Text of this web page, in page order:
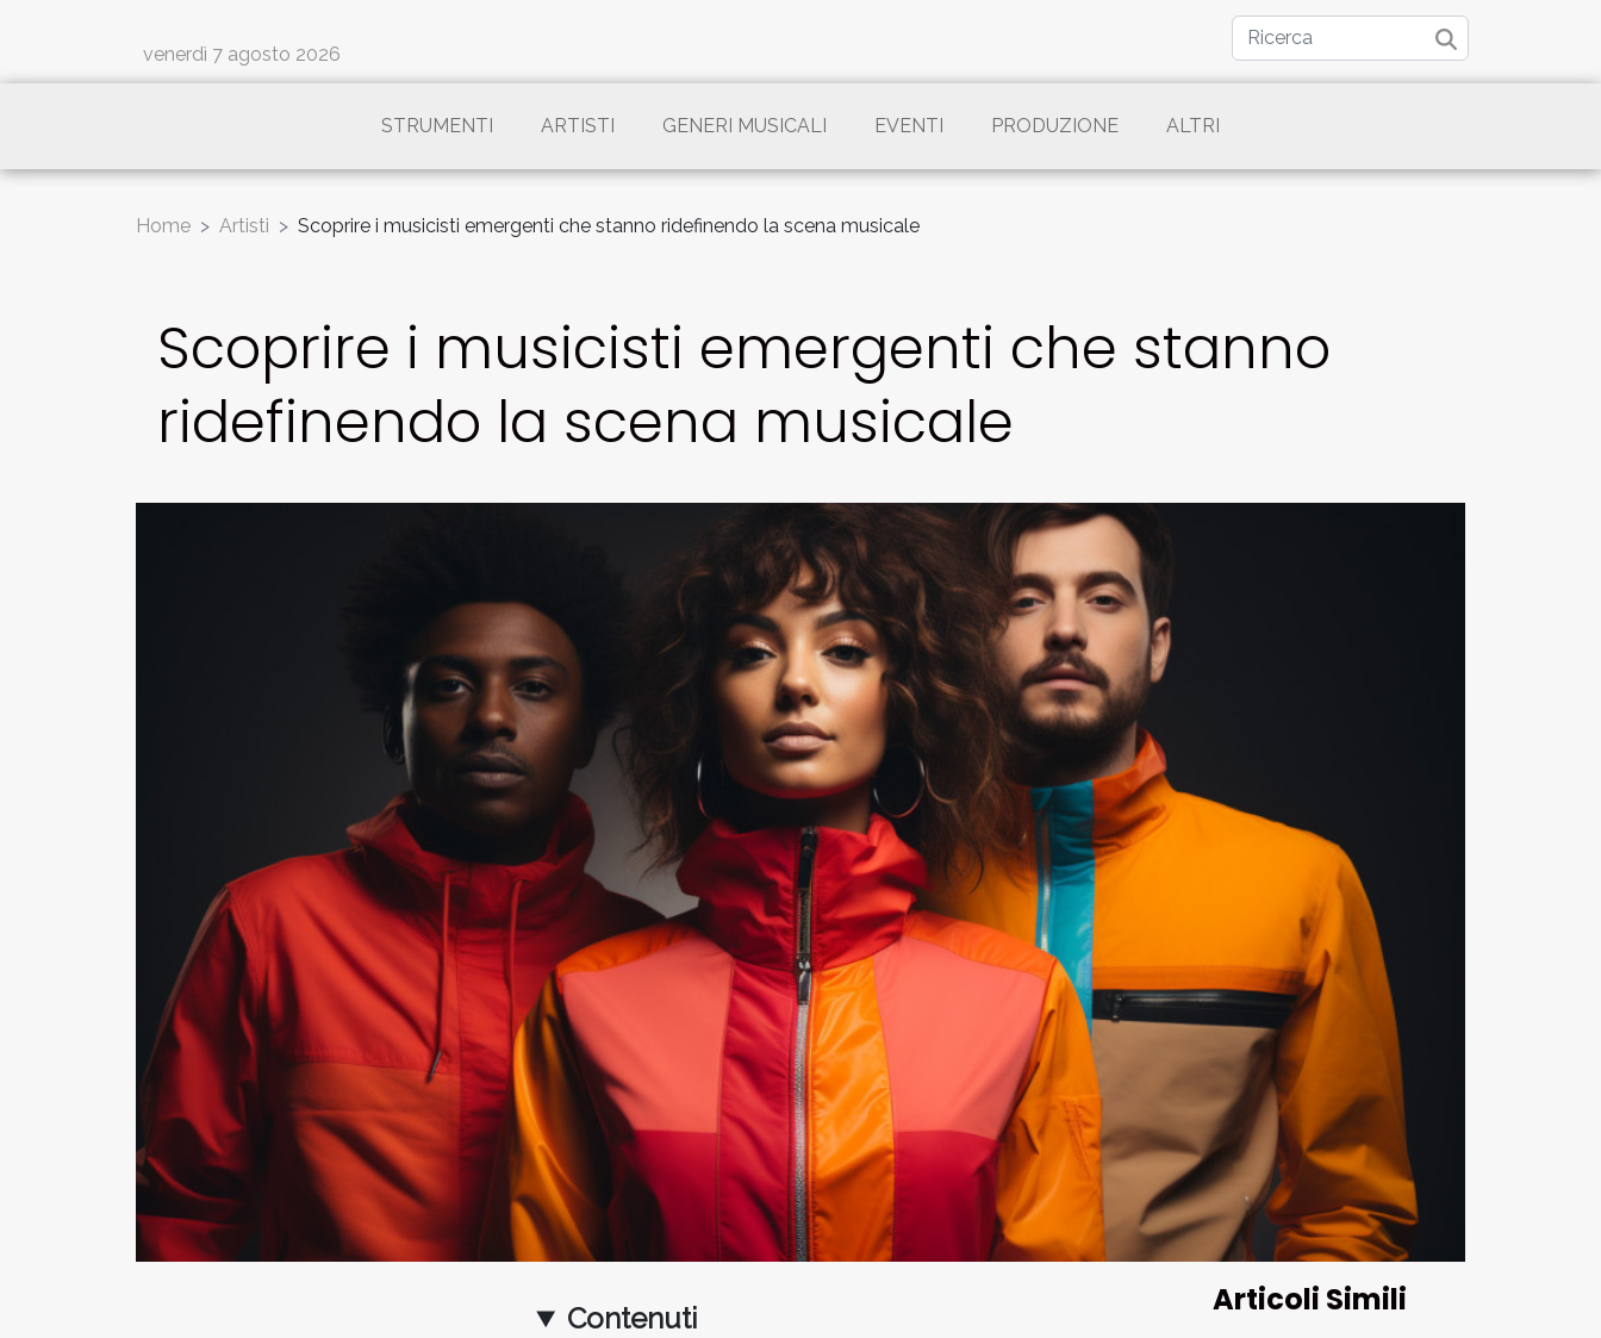
venerdì 7 agosto 2026
STRUMENTI ARTISTI GENERI MUSICALI EVENTI PRODUZIONE ALTRI
Home Artisti Scoprire i musicisti emergenti che stanno ridefinendo la scena musicale
Scoprire i musicisti emergenti che stanno
ridefinendo la scena musicale
Contenuti Articoli Simili